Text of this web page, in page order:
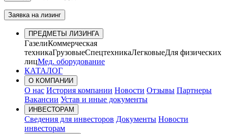
Заявка на лизинг
ПРЕДМЕТЫ ЛИЗИНГА
ГазелиКоммерческая
техникаГрузовыеСпецтехникаЛегковыеДля физических
лицМед. оборудование
КАТАЛОГ
О КОМПАНИИ
О нас История компании Новости Отзывы Партнеры
Вакансии Устав и иные документы
ИНВЕСТОРАМ
Сведения для инвесторов Документы Новости
инвесторам